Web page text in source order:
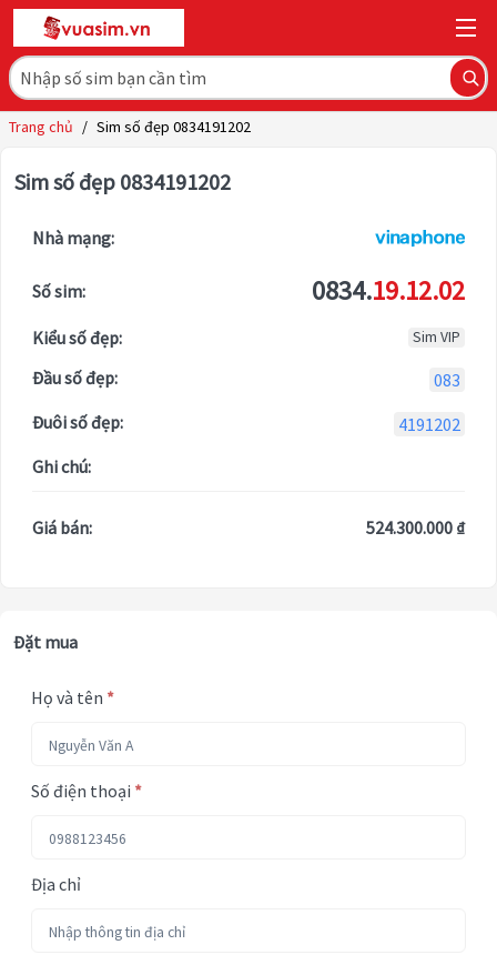
Trang chủ / Sim số đẹp 0834191202
Sim số đẹp 0834191202
Nhà mạng:
Số sim: 0834.19.12.02
Kiểu số đẹp: Sim VIP
Đầu số đẹp:
083
Đuôi số đẹp:
4191202
Ghi chú:
Giá bán: 524.300.000 ₫
Đặt mua
Họ và tên *
Số điện thoại *
Địa chỉ